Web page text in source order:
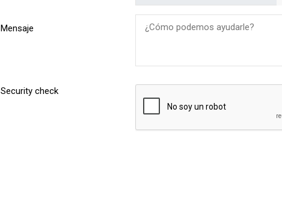
Mensaje
Security check